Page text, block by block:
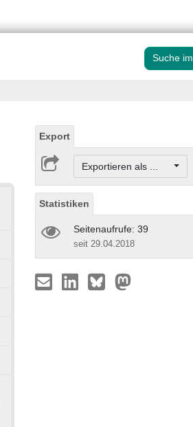
Suche
Export
Exportieren als ...
Statistiken
Seitenaufrufe: 39
seit 29.04.2018